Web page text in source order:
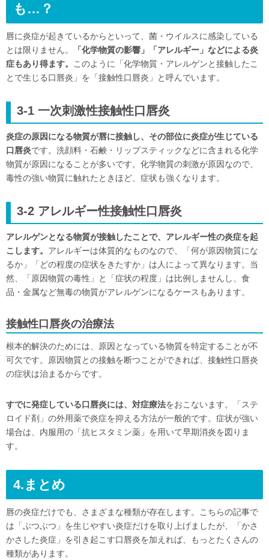
も…？
唇に炎症が起きているからといって、菌・ウイルスに感染している
とは限りません。
「化学物質の影響」「アレルギー」などによる炎
症もあり得ます。
このように「化学物質・アレルゲンと接触したこ
とで生じる口唇炎」を「接触性口唇炎」と呼んでいます。
3-1 一次刺激性接触性口唇炎
炎症の原因になる物質が唇に接触し、その部位に炎症が生じている
口唇炎です。洗顔料・石鹸・リップスティックなどに含まれる化学
物質が原因になることが多いです。化学物質の刺激が原因なので、
毒性の強い物質に触れたときほど、症状も強くなります。
3-2 アレルギー性接触性口唇炎
アレルゲンとなる物質が接触したことで、アレルギー性の炎症を起
こします。 アレルギーは体質的なものなので、「何が原因物質にな
るか」「どの程度の症状をきたすか」は人によって異なります。当
然、「原因物質の毒性」と「症状の程度」は比例しませんし、食
品・金属など無毒の物質がアレルゲンになるケースもあります。
接触性口唇炎の治療法
根本的解決のためには、原因となっている物質を特定することが不
可欠です。原因物質との接触を断つことができれば、接触性口唇炎
の症状は治まるからです。
すでに発症している口唇炎には、対症療法をおこないます。「ステ
ロイド剤」の外用薬で炎症を抑える方法が一般的です。症状が強い
場合は、内服用の「抗ヒスタミン薬」を用いて早期消炎を図りま
す。
4.まとめ
唇の炎症だけでも、さまざまな種類が存在します。こちらの記事で
は「ぶつぶつ」を生じやすい炎症だけを取り上げましたが、「かさ
かさした炎症」を引き起こす口唇炎を加えれば、もっとたくさんの
種類があります。